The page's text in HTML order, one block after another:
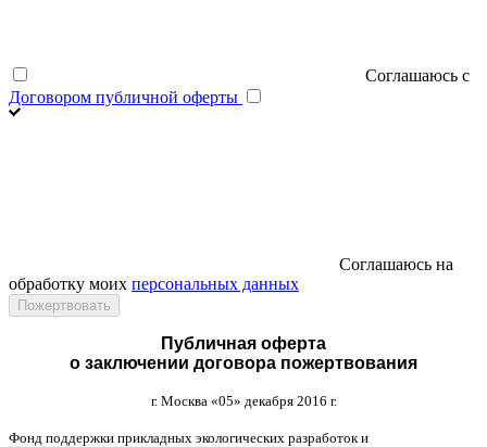
Соглашаюсь с
Договором публичной оферты
Соглашаюсь на
обработку моих персональных данных
Публичная оферта
о заключении договора пожертвования
г. Москва «05» декабря 2016 г.
Фонд поддержки прикладных экологических разработок и